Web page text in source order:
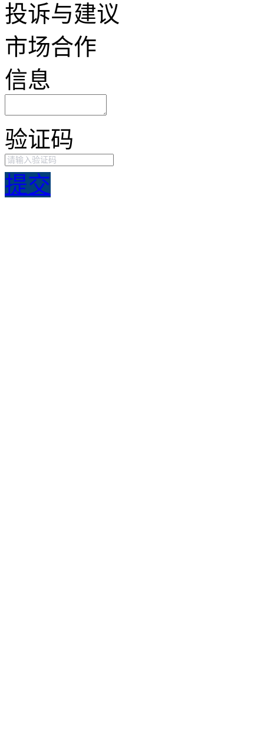
投诉与建议
市场合作
信息
验证码
提交